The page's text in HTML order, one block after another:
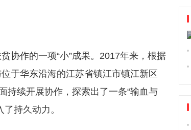
协作的一项“小”成果。2017年来，根据
于华东沿海的江苏省镇江市镇江新区
持续开展协作，探索出了一条“输血与
持久动力。